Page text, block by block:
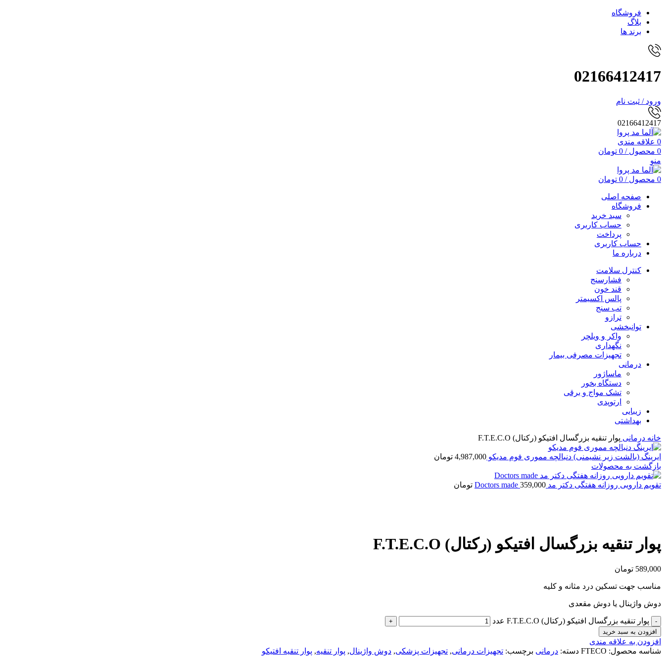
فروشگاه
بلاگ
برند ها
02166412417
ورود / ثبت نام
02166412417
0 علاقه مندی
0 محصول /
0 تومان
منو
0 محصول /
0 تومان
صفحه اصلی
فروشگاه
سبد خرید
حساب کاربری
پرداخت
حساب کاربری
درباره ما
کنترل سلامت
فشارسنج
قند خون
پالس اکسیمتر
تب سنج
ترازو
توانبخشی
واکر و ویلچر
نگهداری
تجهیزات مصرفی بیمار
درمانی
ماساژور
دستگاه بخور
تشک مواج و برقی
ارتوپدی
زیبایی
بهداشتی
خانه درمانی پوار تنقیه بزرگسال افتیکو (رکتال) F.T.E.C.O
ایرینگ (بالشت زیر نشیمنی) دنبالچه مموری فوم مدیکو 4,987,000 تومان
بازگشت به محصولات
تقویم دارویی روزانه هفتگی دکتر مد Doctors made 359,000 تومان
پوار تنقیه بزرگسال افتیکو (رکتال) F.T.E.C.O
589,000 تومان
مناسب جهت تسکین درد مثانه و کلیه
دوش واژینال یا دوش مقعدی
پوار تنقیه بزرگسال افتیکو (رکتال) F.T.E.C.O عدد
افزودن به سبد خرید
افزودن به علاقه مندی
شناسه محصول: FTECO دسته: درمانی برچسب: تجهیزات درمانی, تجهیزات پزشکی, دوش واژینال, پوار تنقیه, پوار تنقیه افتیکو